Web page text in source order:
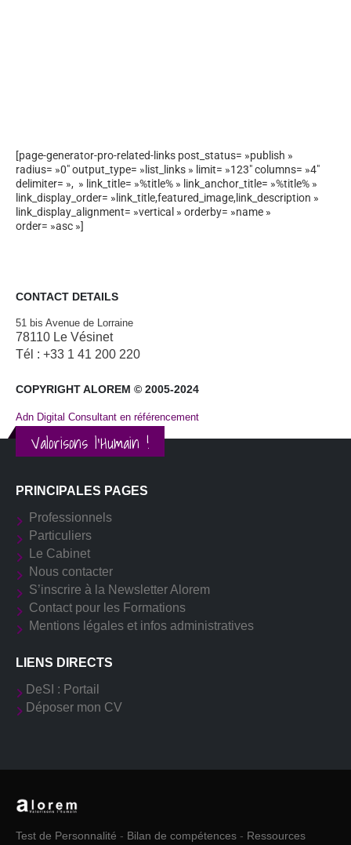
[page-generator-pro-related-links post_status= »publish »
radius= »0″ output_type= »list_links » limit= »123″ columns= »4″
delimiter= », » link_title= »%title% » link_anchor_title= »%title% »
link_display_order= »link_title,featured_image,link_description »
link_display_alignment= »vertical » orderby= »name »
order= »asc »]
CONTACT DETAILS
51 bis Avenue de Lorraine
78110 Le Vésinet
Tél : +33 1 41 200 220
COPYRIGHT ALOREM © 2005-2024
Adn Digital Consultant en référencement
Valorisons l'Humain !
PRINCIPALES PAGES
Professionnels
Particuliers
Le Cabinet
Nous contacter
S’inscrire à la Newsletter Alorem
Contact pour les Formations
Mentions légales et infos administratives
LIENS DIRECTS
DeSI : Portail
Déposer mon CV
Test de Personnalité - Bilan de compétences - Ressources